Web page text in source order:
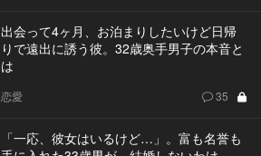
出会って4ヶ月、お泊まりしたいけど日帰
りで遠出に誘う彼。32歳奥手男子の本音と
は
恋愛 35
「一応、彼女はいるけど…」。富も名誉も